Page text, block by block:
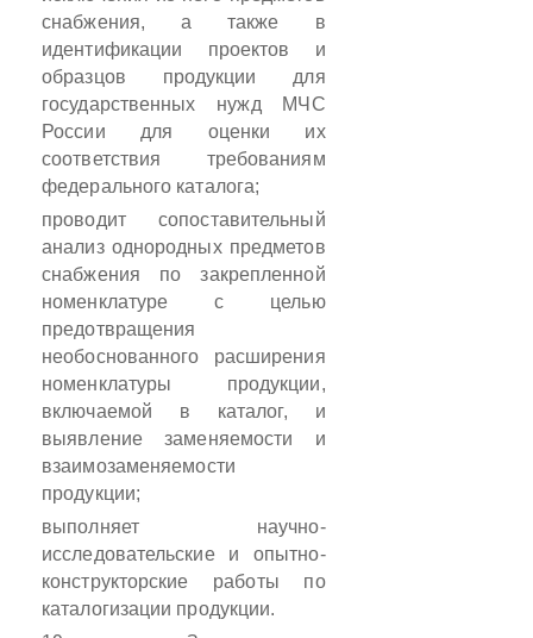
снабжения, а также в
идентификации проектов и
образцов продукции для
государственных нужд МЧС
России для оценки их
соответствия требованиям
федерального каталога;
проводит сопоставительный
анализ однородных предметов
снабжения по закрепленной
номенклатуре с целью
предотвращения
необоснованного расширения
номенклатуры продукции,
включаемой в каталог, и
выявлениезаменяемости и
взаимозаменяемости
продукции;
выполняет научно-
исследовательские и опытно-
конструкторские работы по
каталогизации продукции.